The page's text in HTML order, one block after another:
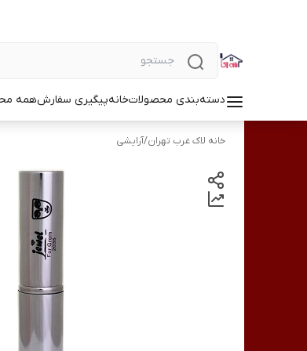
دسته‌بندی محصولاتخانهپیگیری سفارشهمه
خانه لاک غرب تهران/آرایشی